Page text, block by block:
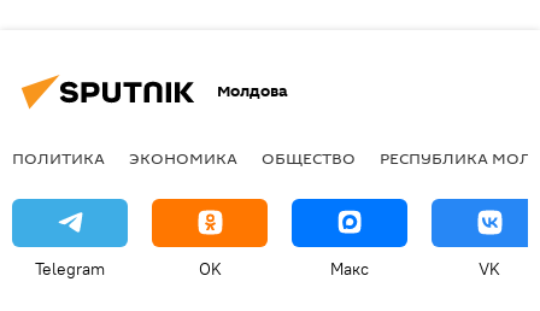
Молдова
ПОЛИТИКА ЭКОНОМИКА ОБЩЕСТВО РЕСПУБЛИКА
Telegram OK Макс VK